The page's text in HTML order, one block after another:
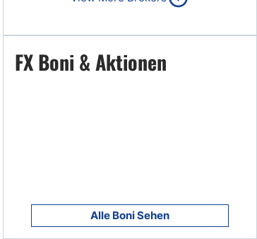
Read Review
7
FX Boni & Aktionen
Alle Boni Sehen